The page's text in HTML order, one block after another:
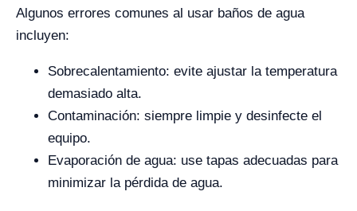
Algunos errores comunes al usar baños de agua
incluyen:
Sobrecalentamiento: evite ajustar la temperatura
demasiado alta.
Contaminación: siempre limpie y desinfecte el
equipo.
Evaporación de agua: use tapas adecuadas para
minimizar la pérdida de agua.